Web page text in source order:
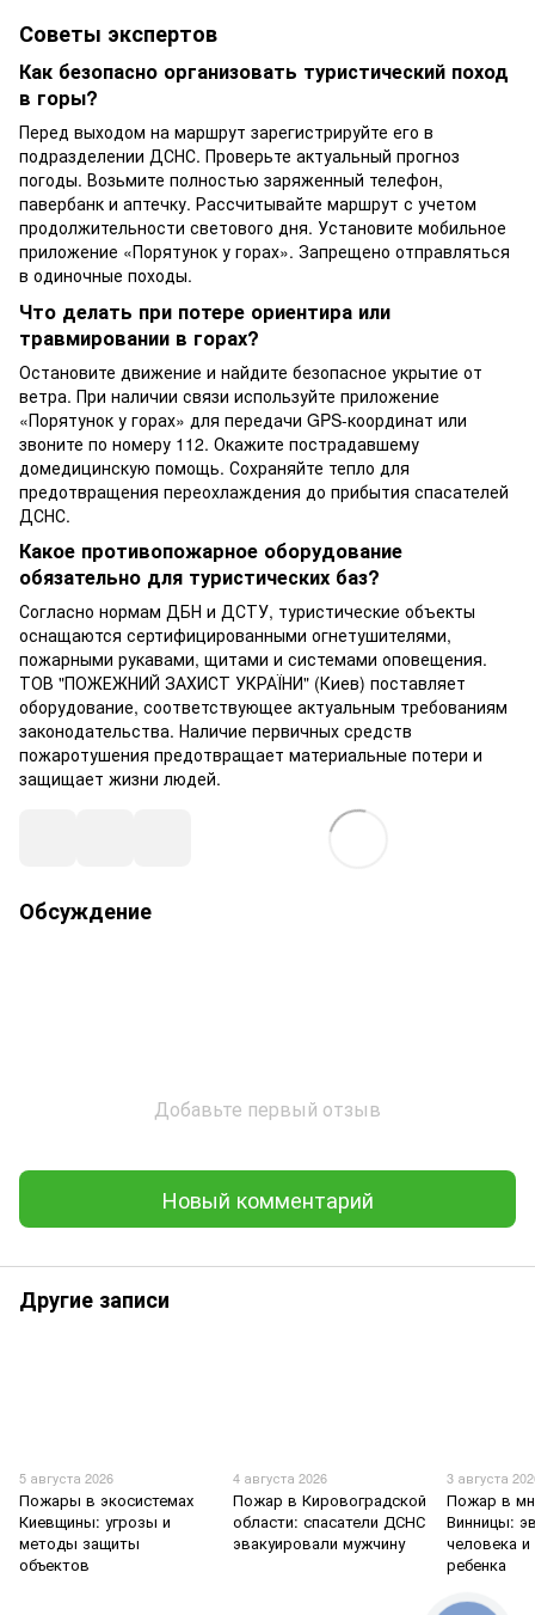
Советы экспертов
Как безопасно организовать туристический поход
в горы?
Перед выходом на маршрут зарегистрируйте его в
подразделении ДСНС. Проверьте актуальный прогноз
погоды. Возьмите полностью заряженный телефон,
павербанк и аптечку. Рассчитывайте маршрут с учетом
продолжительности светового дня. Установите мобильное
приложение «Порятунок у горах». Запрещено отправляться
в одиночные походы.
Что делать при потере ориентира или
травмировании в горах?
Остановите движение и найдите безопасное укрытие от
ветра. При наличии связи используйте приложение
«Порятунок у горах» для передачи GPS-координат или
звоните по номеру 112. Окажите пострадавшему
домедицинскую помощь. Сохраняйте тепло для
предотвращения переохлаждения до прибытия спасателей
ДСНС.
Какое противопожарное оборудование
обязательно для туристических баз?
Согласно нормам ДБН и ДСТУ, туристические объекты
оснащаются сертифицированными огнетушителями,
пожарными рукавами, щитами и системами оповещения.
ТОВ "ПОЖЕЖНИЙ ЗАХИСТ УКРАЇНИ" (Киев) поставляет
оборудование, соответствующее актуальным требованиям
законодательства. Наличие первичных средств
пожаротушения предотвращает материальные потери и
защищает жизни людей.
Обсуждение
Добавьте первый отзыв
Новый комментарий
Другие записи
5 августа 2026
Пожары в экосистемах
Киевщины: угрозы и
методы защиты
объектов
4 августа 2026
Пожар в Кировоградской
области: спасатели ДСНС
эвакуировали мужчину
3 августа
Пожар в
Винницы:
человека и
ребенка